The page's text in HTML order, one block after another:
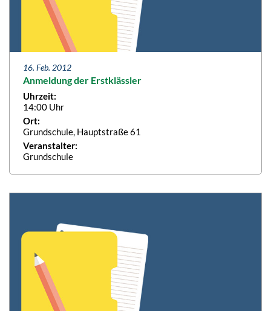
16. Feb. 2012
Anmeldung der Erstklässler
Uhrzeit:
14:00 Uhr
Ort:
Grundschule, Hauptstraße 61
Veranstalter:
Grundschule